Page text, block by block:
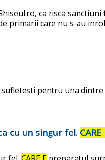
ca risca
primarii care nu s-au
pentru una
cu un singur fel. CARE